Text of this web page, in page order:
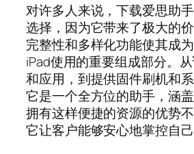
对许多人来说，下载爱思助
选择，因为它带来了极大的价
完整性和多样化功能使其成
iPad使用的重要组成部分。
和应用，到提供固件刷机和
它是一个全方位的助手，涵盖
拥有这样便捷的资源的优势
它让客户能够安心地掌控自己